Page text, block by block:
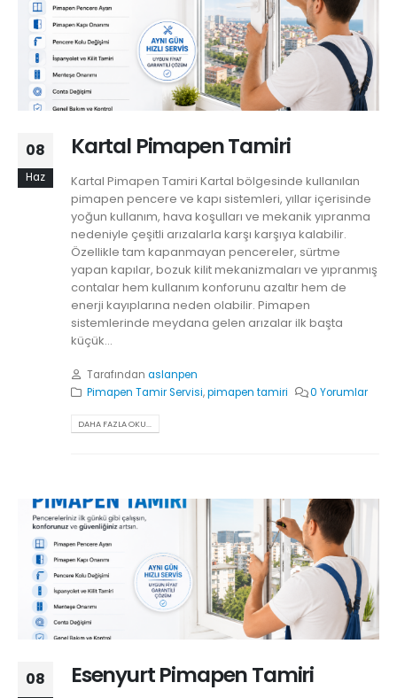
08
Haz
Kartal Pimapen Tamiri
Kartal Pimapen Tamiri Kartal bölgesinde kullanılan
pimapen pencere ve kapı sistemleri, yıllar içerisinde
yoğun kullanım, hava koşulları ve mekanik yıpranma
nedeniyle çeşitli arızalarla karşı karşıya kalabilir.
Özellikle tam kapanmayan pencereler, sürtme
yapan kapılar, bozuk kilit mekanizmaları ve yıpranmış
contalar hem kullanım konforunu azaltır hem de
enerji kayıplarına neden olabilir. Pimapen
sistemlerinde meydana gelen arızalar ilk başta
küçük...
Tarafından aslanpen
Pimapen Tamir Servisi,pimapen tamiri 0 Yorumlar
DAHA FAZLA OKU...
08 Esenyurt Pimapen Tamiri